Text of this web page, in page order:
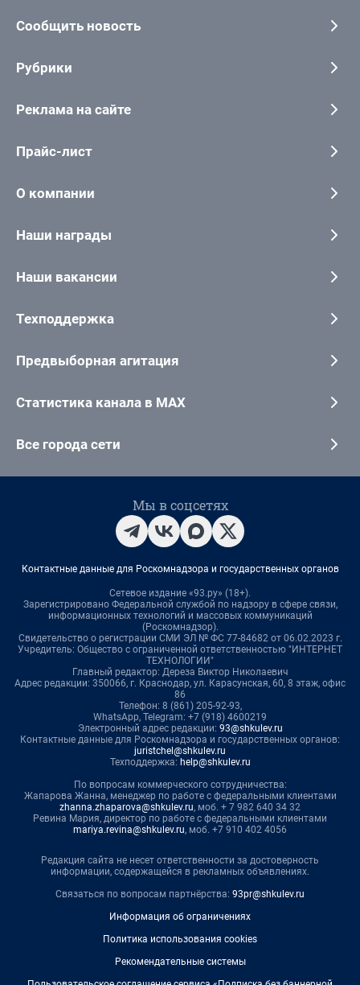
Сообщить новость
Рубрики
Реклама на сайте
Прайс-лист
О компании
Наши награды
Наши вакансии
Техподдержка
Предвыборная агитация
Статистика канала в MAX
Все города сети
Мы в соцсетях
Контактные данные для Роскомнадзора и государственных органов
Сетевое издание «93.ру» (18+).
Зарегистрировано Федеральной службой по надзору в сфере связи,
информационных технологий и массовых коммуникаций
(Роскомнадзор).
Свидетельство о регистрации СМИ ЭЛ № ФС 77-84682 от 06.02.2023 г.
Учредитель: Общество с ограниченной ответственностью "ИНТЕРНЕТ
ТЕХНОЛОГИИ"
Главный редактор: Дереза Виктор Николаевич
Адрес редакции: 350066, г. Краснодар, ул. Карасунская, 60, 8 этаж, офис
86
Телефон: 8 (861) 205-92-93,
WhatsApp, Telegram: +7 (918) 4600219
Электронный адрес редакции: 93@shkulev.ru
Контактные данные для Роскомнадзора и государственных органов:
juristchel@shkulev.ru
Техподдержка: help@shkulev.ru
По вопросам коммерческого сотрудничества:
Жапарова Жанна, менеджер по работе с федеральными клиентами
zhanna.zhaparova@shkulev.ru, моб. + 7 982 640 34 32
Ревина Мария, директор по работе с федеральными клиентами
mariya.revina@shkulev.ru, моб. +7 910 402 4056
Редакция сайта не несет ответственности за достоверность
информации, содержащейся в рекламных объявлениях.
Связаться по вопросам партнёрства: 93pr@shkulev.ru
Информация об ограничениях
Политика использования cookies
Рекомендательные системы